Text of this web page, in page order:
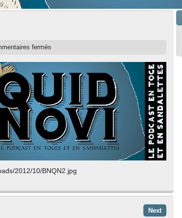
fermés
2012/10/BNQN2.jpg
Next